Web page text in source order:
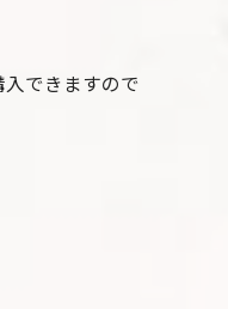
できますので